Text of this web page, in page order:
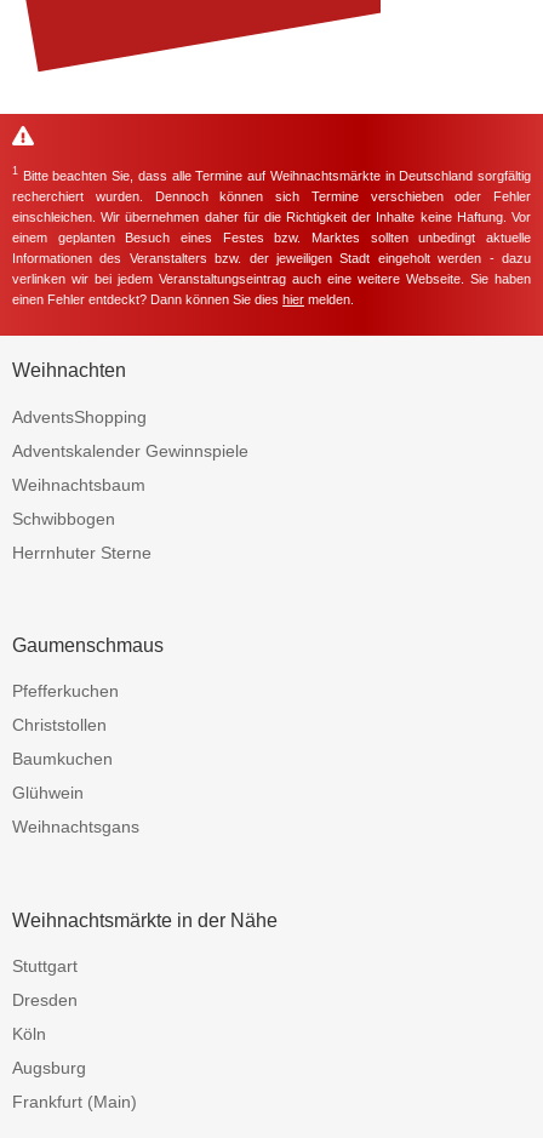
1 Bitte beachten Sie, dass alle Termine auf Weihnachtsmärkte in Deutschland sorgfältig
recherchiert wurden. Dennoch können sich Termine verschieben oder Fehler
einschleichen. Wir übernehmen daher für die Richtigkeit der Inhalte keine Haftung. Vor
einem geplanten Besuch eines Festes bzw. Marktes sollten unbedingt aktuelle
Informationen des Veranstalters bzw. der jeweiligen Stadt eingeholt werden - dazu
verlinken wir bei jedem Veranstaltungseintrag auch eine weitere Webseite. Sie haben
einen Fehler entdeckt? Dann können Sie dies hier melden.
Weihnachten
AdventsShopping
Adventskalender Gewinnspiele
Weihnachtsbaum
Schwibbogen
Herrnhuter Sterne
Gaumenschmaus
Pfefferkuchen
Christstollen
Baumkuchen
Glühwein
Weihnachtsgans
Weihnachtsmärkte in der Nähe
Stuttgart
Dresden
Köln
Augsburg
Frankfurt (Main)